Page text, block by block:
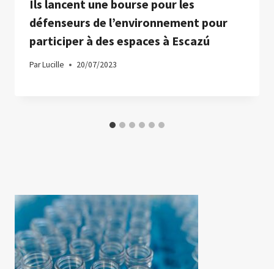
Ils lancent une bourse pour les
défenseurs de l’environnement pour
participer à des espaces à Escazú
ParLucille 20/07/2023